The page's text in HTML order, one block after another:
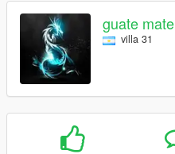
guate mate
villa 31